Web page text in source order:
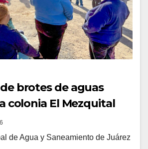
brotes de aguas
colonia El Mezquital
de Agua y Saneamiento de Juárez